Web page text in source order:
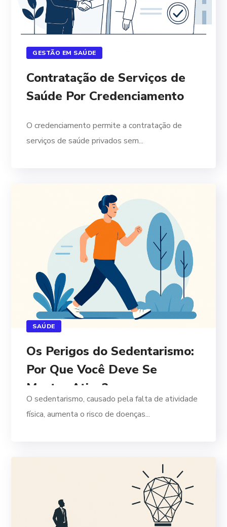
GESTÃO EM SAÚDE
Contratação de Serviços de
Saúde Por Credenciamento
O credenciamento permite a contratação de
serviços de saúde privados sem...
SAÚDE
Os Perigos do Sedentarismo:
Por Que Você Deve Se
Manter Ativo?
O sedentarismo, causado pela falta de atividade
física, aumenta o risco de doenças...